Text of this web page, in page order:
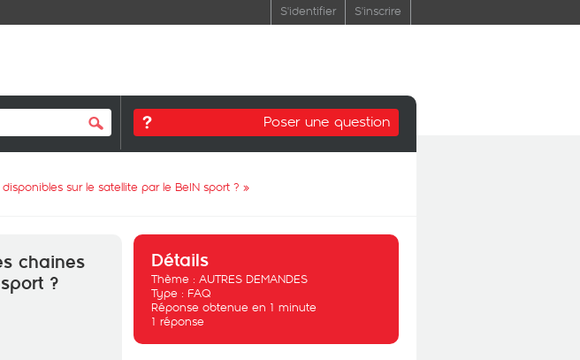
S'identifier S'inscrire
Poser une question
sur le satellite par le BeIN sport ? »
chaines
?
Détails
Thème : AUTRES DEMANDES
Type : FAQ
Réponse obtenue en 1 minute
1 réponse